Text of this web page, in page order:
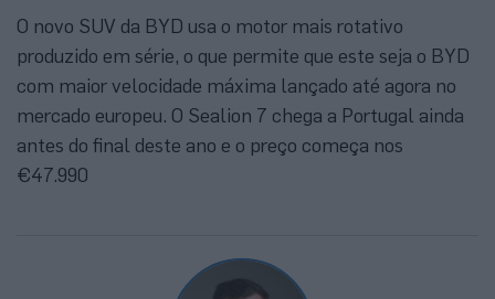
O novo SUV da BYD usa o motor mais rotativo
produzido em série, o que permite que este seja o BYD
com maior velocidade máxima lançado até agora no
mercado europeu. O Sealion 7 chega a Portugal ainda
antes do final deste ano e o preço começa nos
€47.990